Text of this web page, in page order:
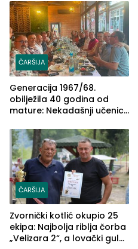
ČARŠIJA
Generacija 1967/68.
obilježila 40 godina od
mature: Nekadašnji učenici
(FOTO)
ČARŠIJA
Zvornički kotlić okupio 25
ekipa: Najbolja riblja čorba
„Velizara 2“, a lovački gulaš